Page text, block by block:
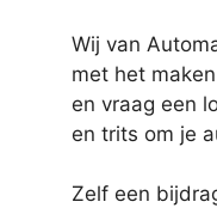
Wij van
met het
en vraag een
en trits om je
Zelf een